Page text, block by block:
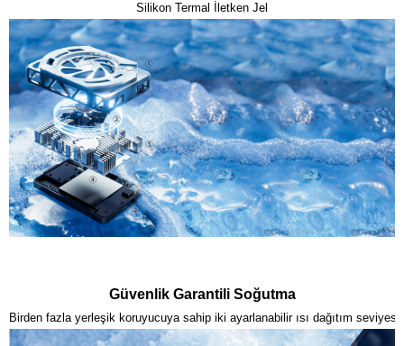
Silikon Termal İletken Jel
Güvenlik Garantili Soğutma
Birden fazla yerleşik koruyucuya sahip iki ayarlanabilir ısı dağıtım